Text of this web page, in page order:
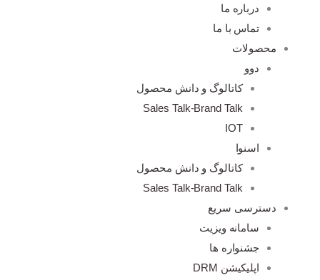
درباره ما
تماس با ما
محصولات
دوو
کاتالوگ و دانش محصول
Sales Talk-Brand Talk
IOT
اسنوا
کاتالوگ و دانش محصول
Sales Talk-Brand Talk
دسترسی سریع
سامانه ویزیت
جشنواره ها
اپلیکیشن DRM